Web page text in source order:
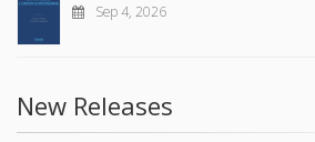
Sep 4, 2026
New Releases